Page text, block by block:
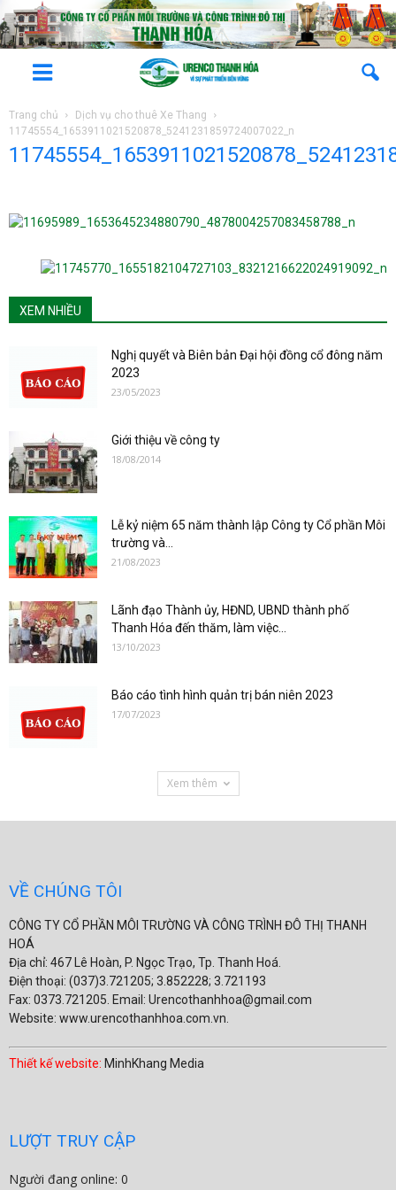
Trang chủ
Dịch vụ cho thuê Xe Thang
11745554_1653911021520878_5241231859724007022_n
XEM NHIỀU
Nghị quyết và Biên bản Đại hội đồng cổ đông năm
2023
23/05/2023
Giới thiệu về công ty
18/08/2014
Lễ kỷ niệm 65 năm thành lập Công ty Cổ phần Môi
trường và...
21/08/2023
Lãnh đạo Thành ủy, HĐND, UBND thành phố
Thanh Hóa đến thăm, làm việc...
13/10/2023
Báo cáo tình hình quản trị bán niên 2023
17/07/2023
Xem thêm
VỀ CHÚNG TÔI
CÔNG TY CỔ PHẦN MÔI TRƯỜNG VÀ CÔNG TRÌNH ĐÔ THỊ THANH
HOÁ
Địa chỉ: 467 Lê Hoàn, P. Ngọc Trạo, Tp. Thanh Hoá.
Điện thoại: (037)3.721205; 3.852228; 3.721193
Fax: 0373.721205. Email: Urencothanhhoa@gmail.com
Website: www.urencothanhhoa.com.vn.
Thiết kế website: MinhKhang Media
LƯỢT TRUY CẬP
Người đang online: 0